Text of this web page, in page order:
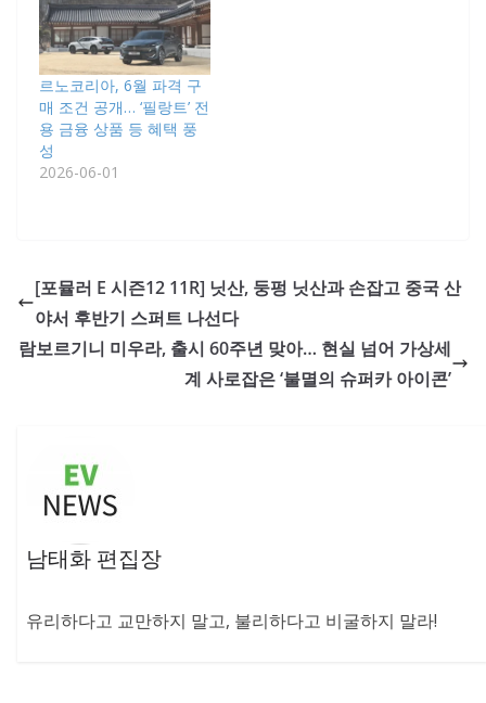
르노코리아, 6월 파격 구
매 조건 공개… ‘필랑트’ 전
용 금융 상품 등 혜택 풍
성
2026-06-01
[포뮬러 E 시즌12 11R] 닛산, 둥펑 닛산과 손잡고 중국 산
야서 후반기 스퍼트 나선다
람보르기니 미우라, 출시 60주년 맞아… 현실 넘어 가상세
계 사로잡은 ‘불멸의 슈퍼카 아이콘’
남태화 편집장
유리하다고 교만하지 말고, 불리하다고 비굴하지 말라!